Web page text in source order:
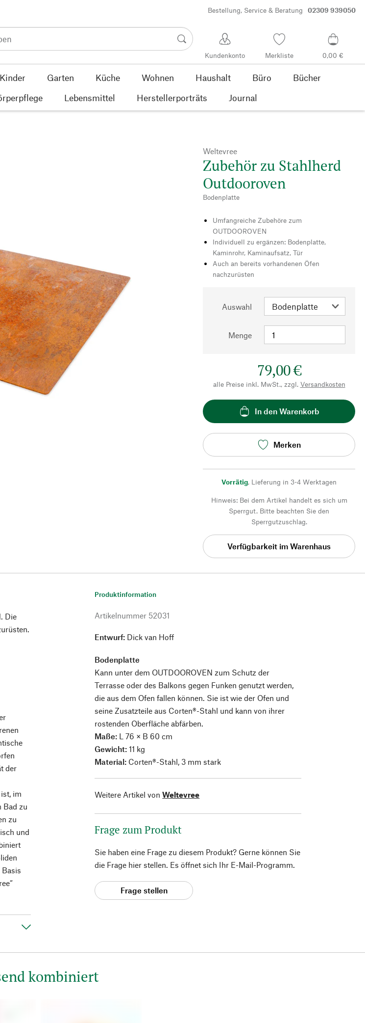
Bestellung, Service & Beratung 02309 939050
Kundenkonto Merkliste 0,00 €
Kinder Garten Küche Wohnen Haushalt Büro
Bücher
Lebensmittel Herstellerporträts Journal
Weltevree
Zubehör zu Stahlherd
Outdooroven
Bodenplatte
Umfangreiche Zubehöre zum
OUTDOOROVEN
Individuell zu ergänzen: Bodenplatte,
Kaminrohr, Kaminaufsatz, Tür
Auch an bereits vorhandenen Öfen
nachzurüsten
Auswahl
Menge
79,00 €
alle Preise inkl. MwSt., zzgl. Versandkosten
In den Warenkorb
Merken
Vorrätig, Lieferung in 3-4 Werktagen
Hinweis: Bei dem Artikel handelt es sich um
Sperrgut. Bitte beachten Sie den
Sperrgutzuschlag.
Verfügbarkeit im Warenhaus
Die
der
im
Bad zu
zu
und
Produktinformation
Artikelnummer 52031
Entwurf: Dick van Hoff
Bodenplatte
Kann unter dem OUTDOOROVEN zum Schutz der
Terrasse oder des Balkons gegen Funken genutzt werden,
die aus dem Ofen fallen können. Sie ist wie der Ofen und
seine Zusatzteile aus Corten®-Stahl und kann von ihrer
rostenden Oberfläche abfärben.
Maße: L 76 × B 60 cm
Gewicht: 11 kg
Material: Corten®-Stahl, 3 mm stark
Weitere Artikel von Weltevree
Frage zum Produkt
Sie haben eine Frage zu diesem Produkt? Gerne können Sie
die Frage hier stellen. Es öffnet sich Ihr E-Mail-Programm.
Frage stellen
kombiniert